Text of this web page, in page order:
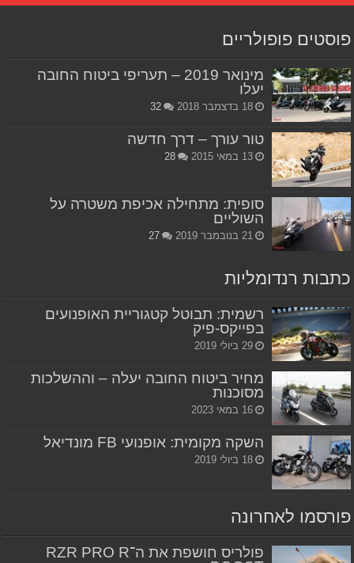
פוסטים פופולריים
מינואר 2019 – תעריפי ביטוח החובה
יעלו
18 בדצמבר 2018 32
טור עורך – דרך חדשה
13 במאי 2015 28
סופית: מתחילה אכיפת משטרה על
השוליים
21 בנובמבר 2019 27
כתבות רנדומליות
רשמית: תבוטל קטגוריית האופנועים
בפייקס-פיק
29 ביולי 2019
מחיר ביטוח החובה יעלה – וההשלכות
מסוכנות
16 במאי 2023
השקה מקומית: אופנועי FB מונדיאל
18 ביולי 2019
פורסמו לאחרונה
פולריס חושפת את ה־RZR PRO R